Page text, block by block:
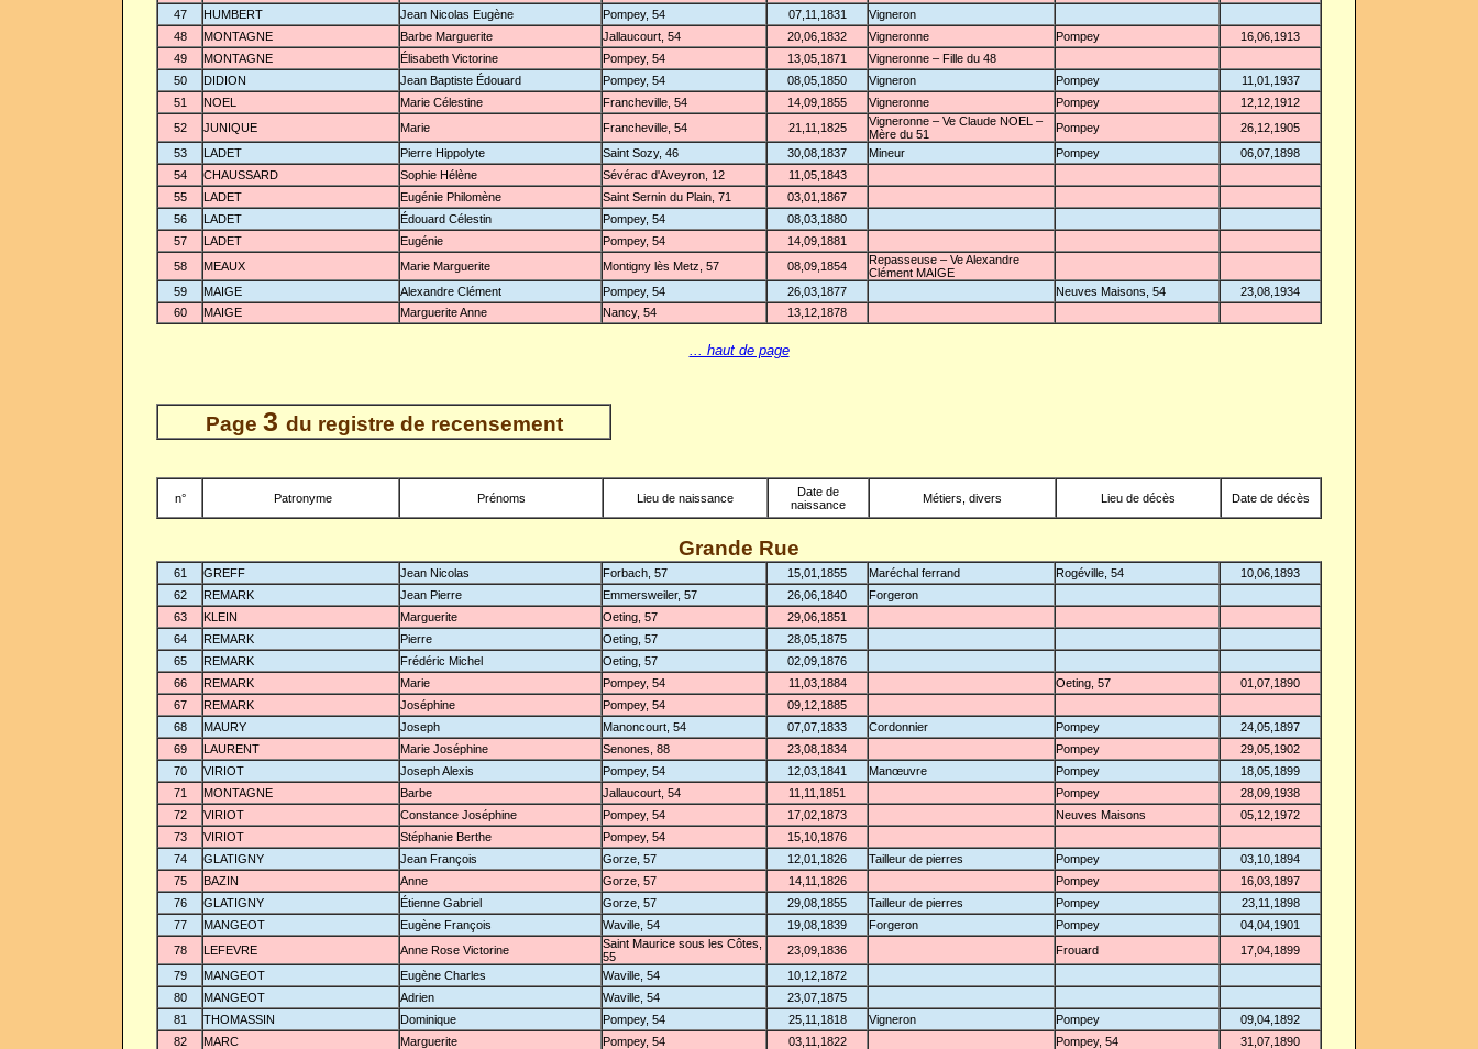
47
HUMBERT Jean Nicolas Eugène Pompey, 54 07,11,1831
Vigneron
48
MONTAGNE Barbe Marguerite Jallaucourt, 54 20,06,1832 Vigneronne Pompey
16,06,1913
49
MONTAGNE Élisabeth Victorine Pompey, 54 13,05,1871
Vigneronne – Fille du 48
50
DIDION Jean Baptiste Édouard Pompey, 54 08,05,1850 Vigneron Pompey
11,01,1937
51
NOEL Marie Célestine Francheville, 54 14,09,1855 Vigneronne Pompey
12,12,1912
52
JUNIQUE Marie Francheville, 54 21,11,1825
Vigneronne – Ve Claude NOEL –
Mère du 51
Pompey
26,12,1905
53
LADET Pierre Hippolyte Saint Sozy, 46 30,08,1837 Mineur Pompey
06,07,1898
54
CHAUSSARD Sophie Hélène Sévérac d'Aveyron, 12
11,05,1843
55
LADET Eugénie Philomène Saint Sernin du Plain, 71
03,01,1867
56
LADET Édouard Célestin Pompey, 54
08,03,1880
57
LADET Eugénie Pompey, 54
14,09,1881
58
MEAUX Marie Marguerite Montigny lès Metz, 57 08,09,1854
Repasseuse – Ve Alexandre
Clément MAIGE
59
MAIGE Alexandre Clément Pompey, 54 26,03,1877 Neuves Maisons, 54
23,08,1934
60
MAIGE Marguerite Anne Nancy, 54 13,12,1878
... haut de page
Page 3 du registre de recensement
n° -Patronyme Prénoms Lieu de naissance
Date de
naissance
Métiers, divers Lieu de décès Date de décès
Grande Rue
61 GREFF Jean Nicolas Forbach, 57 15,01,1855 Maréchal ferrand Rogéville, 54
10,06,1893
62
REMARK Jean Pierre Emmersweiler, 57 26,06,1840
Forgeron
63
KLEIN Marguerite Oeting, 57
29,06,1851
64
REMARK Pierre Oeting, 57
28,05,1875
65
REMARK Frédéric Michel Oeting, 57
02,09,1876
66
REMARK Marie Pompey, 54 11,03,1884 Oeting, 57
01,07,1890
67
REMARK Joséphine Pompey, 54
09,12,1885
68
MAURY Joseph Manoncourt, 54 07,07,1833 Cordonnier Pompey
24,05,1897
69
LAURENT Marie Joséphine Senones, 88 23,08,1834 Pompey
29,05,1902
70
VIRIOT Joseph Alexis Pompey, 54 12,03,1841 Manœuvre Pompey
18,05,1899
71
MONTAGNE Barbe Jallaucourt, 54 11,11,1851 Pompey
28,09,1938
72
VIRIOT Constance Joséphine Pompey, 54 17,02,1873 Neuves Maisons
05,12,1972
73
VIRIOT Stéphanie Berthe Pompey, 54
15,10,1876
74
GLATIGNY Jean François Gorze, 57 12,01,1826 Tailleur de pierres Pompey
03,10,1894
75
BAZIN Anne Gorze, 57 14,11,1826 Pompey
16,03,1897
76
GLATIGNY Étienne Gabriel Gorze, 57 29,08,1855 Tailleur de pierres Pompey
23,11,1898
77
MANGEOT Eugène François Waville, 54 19,08,1839 Forgeron Pompey
04,04,1901
78
LEFEVRE Anne Rose Victorine
Saint Maurice sous les Côtes,
55
23,09,1836 Frouard
17,04,1899
79
MANGEOT Eugène Charles Waville, 54
10,12,1872
80
MANGEOT Adrien Waville, 54
23,07,1875
81
THOMASSIN Dominique Pompey, 54 25,11,1818 Vigneron Pompey
09,04,1892
82
MARC Marguerite Pompey, 54 03,11,1822 Pompey, 54 31,07,1890